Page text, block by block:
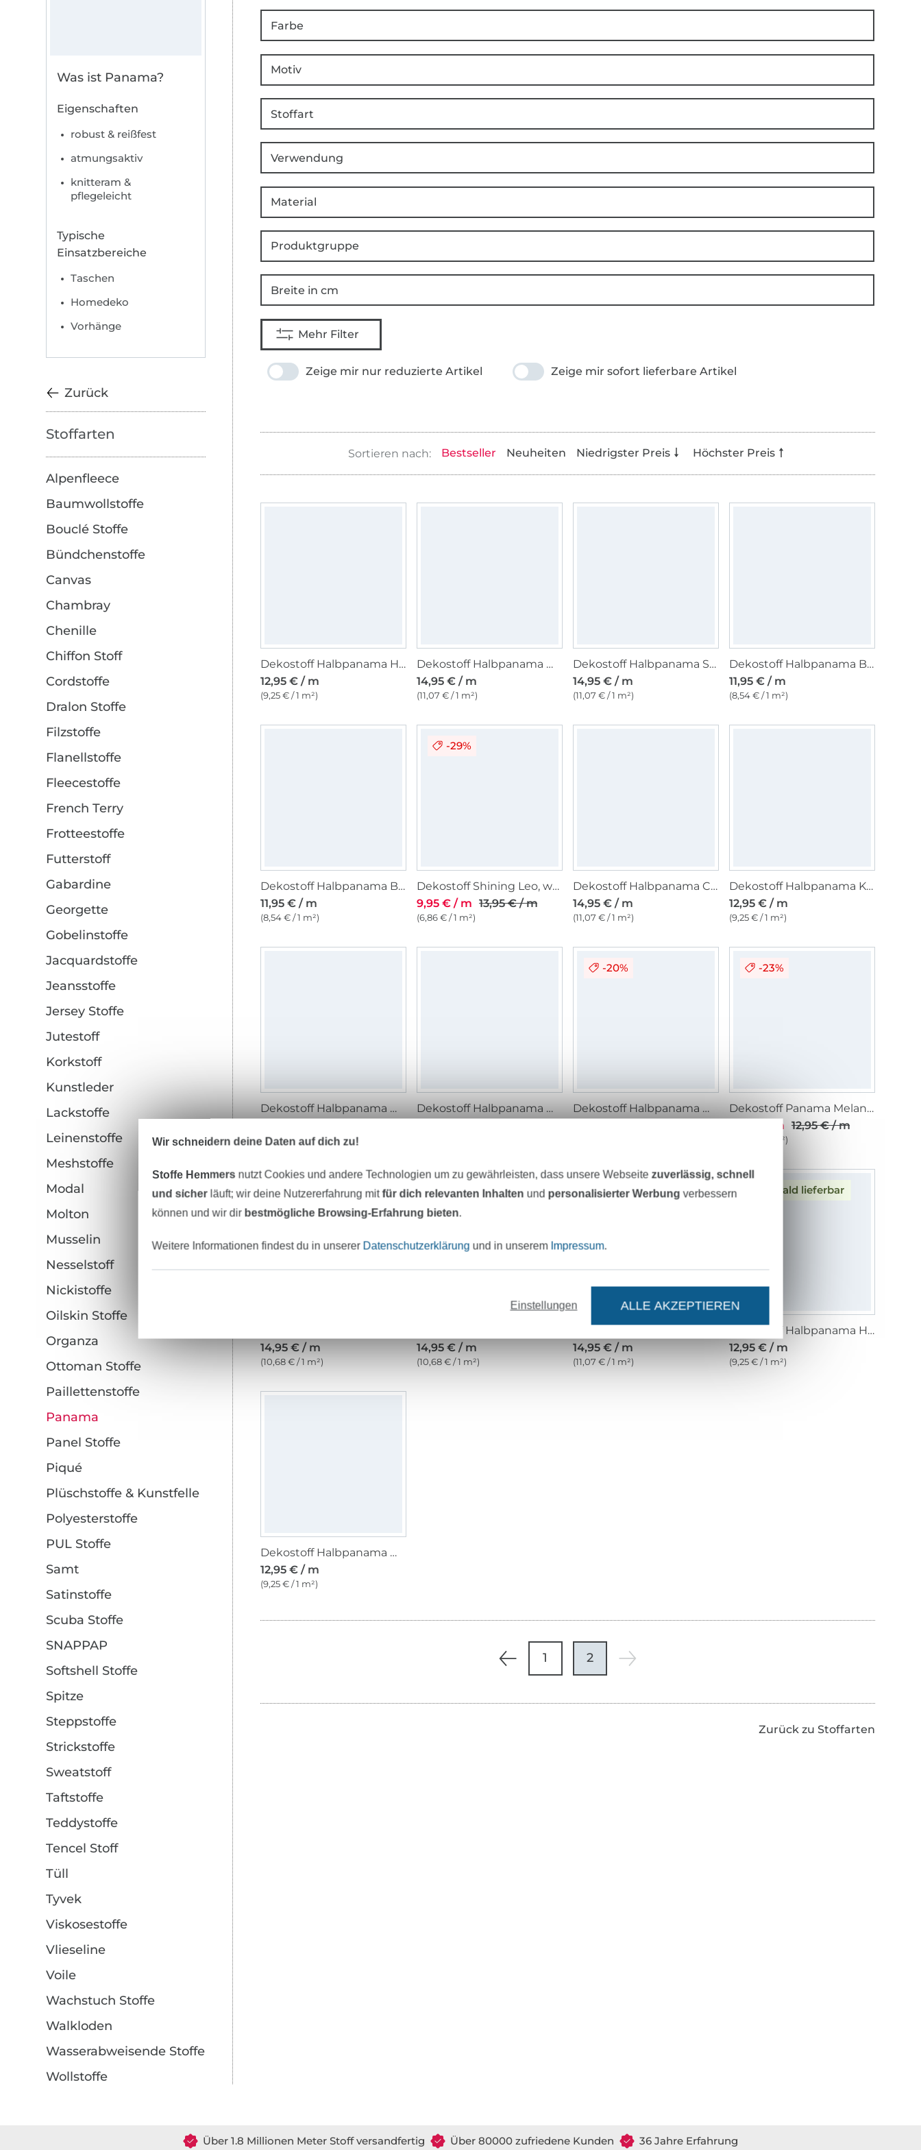
Was ist Panama?
Eigenschaften
robust & reißfest
atmungsaktiv
knitteram &
pflegeleicht
Typische
Einsatzbereiche
Taschen
Homedeko
Vorhänge
Zurück
Stoffarten
Alpenfleece
Baumwollstoffe
Bouclé Stoffe
Bündchenstoffe
Canvas
Chambray
Chenille
Chiffon Stoff
Cordstoffe
Dralon Stoffe
Filzstoffe
Flanellstoffe
Fleecestoffe
French Terry
Frotteestoffe
Futterstoff
Gabardine
Georgette
Gobelinstoffe
Jacquardstoffe
Jeansstoffe
Jersey Stoffe
Jutestoff
Korkstoff
Kunstleder
Lackstoffe
Leinenstoffe
Meshstoffe
Modal
Molton
Musselin
Nesselstoff
Nickistoffe
Oilskin Stoffe
Organza
Ottoman Stoffe
Paillettenstoffe
Panama
Panel Stoffe
Piqué
Plüschstoffe & Kunstfelle
Polyesterstoffe
PUL Stoffe
Samt
Satinstoffe
Scuba Stoffe
SNAPPAP
Softshell Stoffe
Spitze
Steppstoffe
Strickstoffe
Sweatstoff
Taftstoffe
Teddystoffe
Tencel Stoff
Tüll
Tyvek
Viskosestoffe
Vlieseline
Voile
Wachstuch Stoffe
Walkloden
Wasserabweisende Stoffe
Wollstoffe
Farbe
Motiv
Stoffart
Verwendung
Material
Produktgruppe
Breite in cm
Mehr Filter
Zeige mir nur reduzierte Artikel Zeige mir sofort lieferbare Artikel
Bestseller Neuheiten Niedrigster Preis Höchster Preis
Dekostoff Halbpanama Happy Snowman
12,95 € / m
(9,25 € / 1 m²)
Dekostoff Halbpanama Weihnachtsstern, rot
14,95 € / m
(11,07 € / 1 m²)
Dekostoff Halbpanama Sterne, beige
14,95 € / m
(11,07 € / 1 m²)
Dekostoff Halbpanama Blätter, grün
11,95 € / m
(8,54 € / 1 m²)
Dekostoff Halbpanama Blumenranken, beige
11,95 € / m
(8,54 € / 1 m²)
-29%
Dekostoff Shining Leo, wollweiss
9,95 € / m 13,95 € / m
(6,86 € / 1 m²)
Dekostoff Halbpanama Christmas Trees
14,95 € / m
(11,07 € / 1 m²)
Dekostoff Halbpanama Kleine Weihnachtsbäume
12,95 € / m
(9,25 € / 1 m²)
Dekostoff Halbpanama Weihnachtsrentier
(11,07 € / 1 m²)
Dekostoff Halbpanama Weihnachtsbäume
-20%
Dekostoff Halbpanama Wichtelparty
-23%
Dekostoff Panama Melange, ocker
9,95 € / m 12,95 € / m
(6,86 € / 1 m²)
Bald lieferbar
14,95 € / m
(10,68 € / 1 m²)
Bald lieferbar
14,95 € / m
(10,68 € / 1 m²)
14,95 € / m
(11,07 € / 1 m²)
Bald lieferbar
Dekostoff Halbpanama Herbstblätter, natur
12,95 € / m
(9,25 € / 1 m²)
Dekostoff Halbpanama Winterwichtel
12,95 € / m
(9,25 € / 1 m²)
1 2
Zurück zu Stoffarten
Über 1.8 Millionen Meter Stoff versandfertig Über 80000 zufriedene Kunden 36 Jahre Erfahrung
Wir schneidern deine Daten auf dich zu!
Stoffe Hemmers nutzt Cookies und andere Technologien um zu gewährleisten, dass unsere Webseitezuverlässig, schnell
und sicherläuft; wir deine Nutzererfahrung mitfür dich relevanten Inhalten und personalisierter Werbung verbessern
können und wir dir bestmögliche Browsing-Erfahrung bieten.
Weitere Informationen findest du in unserer Datenschutzerklärung und in unserem Impressum.
Einstellungen ALLE AKZEPTIEREN